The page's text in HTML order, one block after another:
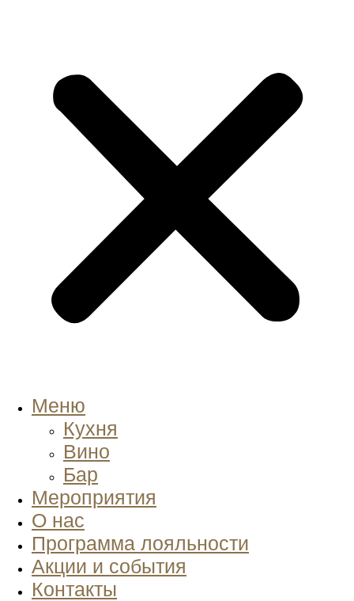
Меню
Кухня
Вино
Бар
Мероприятия
О нас
Программа лояльности
Акции и события
Контакты